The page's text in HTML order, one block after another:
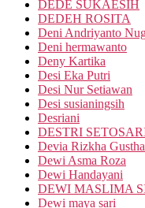
DEDE SUKAESIH
DEDEH ROSITA
Deni Andriyanto
Deni hermawanto
Deny Kartika
Desi Eka Putri
Desi Nur Setiawan
Desi susianingsih
Desriani
DESTRI
Devia Rizkha
Dewi Asma Roza
Dewi Handayani
DEWI MASLIMA
Dewi maya sari